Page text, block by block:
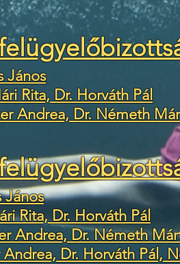
János
Rita, Dr. Horváth Pál
Andrea, Dr. Németh
János
Rita, Dr. Horváth Pál
Andrea, Dr. Németh
Dr. Horváth Pál,